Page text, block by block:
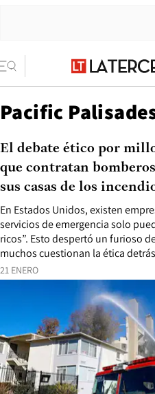
Pacific
21 ENERO
En Estados Unidos, existen
servicios de emergencia solo
ricos”. Esto despertó un furioso
muchos cuestionan la ética
El debate ético por
que contratan
sus casas de los